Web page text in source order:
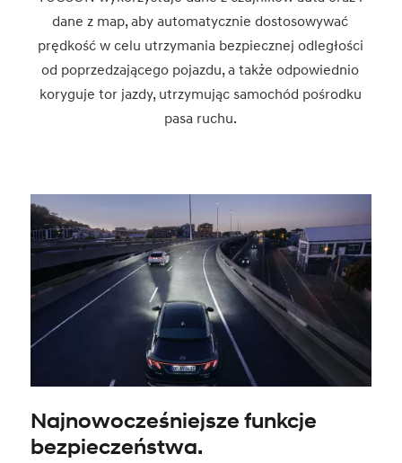
dane z map, aby automatycznie dostosowywać
prędkość w celu utrzymania bezpiecznej odległości
od poprzedzającego pojazdu, a także odpowiednio
koryguje tor jazdy, utrzymując samochód pośrodku
pasa ruchu.
Najnowocześniejsze funkcje
bezpieczeństwa.